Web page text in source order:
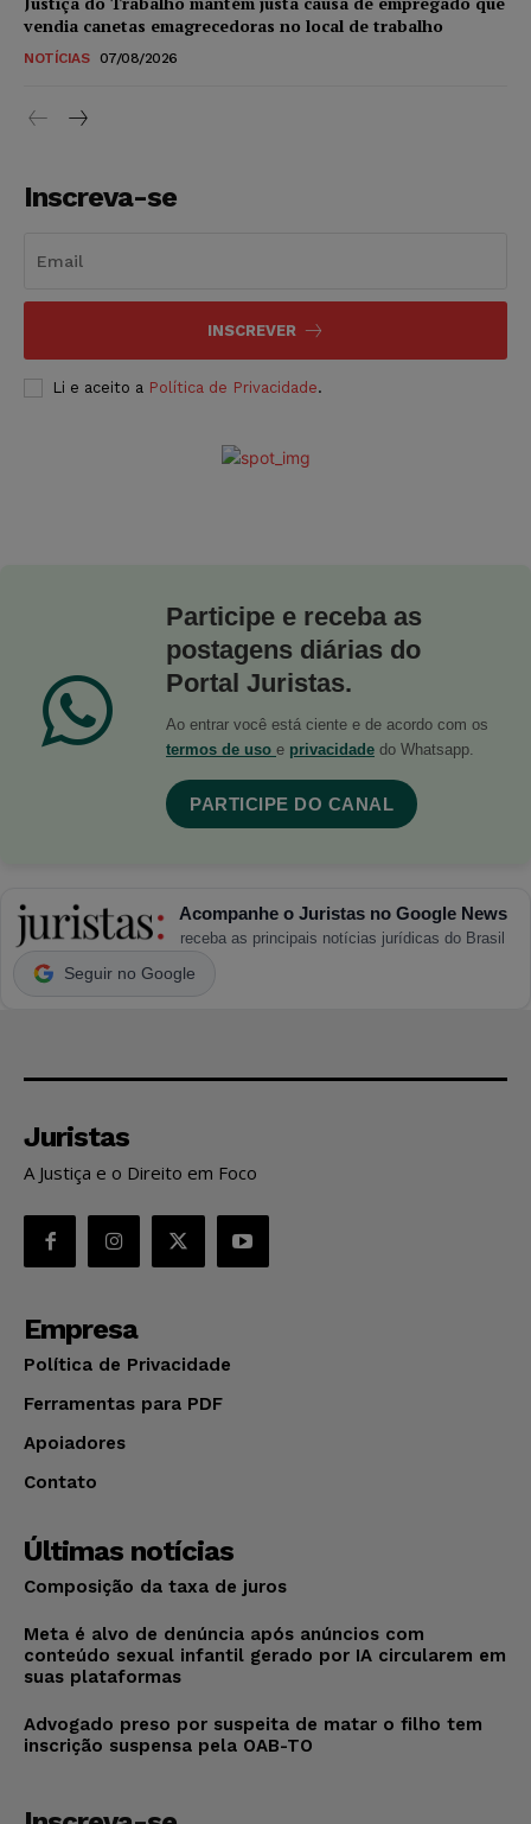
vendia canetas emagrecedoras no local de trabalho
NOTÍCIAS 07/08/2026
Inscreva-se
INSCREVER
Li e aceito a Política de Privacidade.
Participe e receba as
postagens diárias do
Portal Juristas.
Ao entrar você está ciente e de acordo com os
termos de uso e privacidade do Whatsapp.
PARTICIPE DO CANAL
Acompanhe o Juristas no Google News
receba as principais notícias jurídicas do Brasil
Seguir no Google
Juristas
A Justiça e o Direito em Foco
Empresa
Política de Privacidade
Ferramentas para PDF
Apoiadores
Contato
Últimas notícias
Composição da taxa de juros
Meta é alvo de denúncia após anúncios com
conteúdo sexual infantil gerado por IA circularem em
suas plataformas
Advogado preso por suspeita de matar o filho tem
inscrição suspensa pela OAB-TO